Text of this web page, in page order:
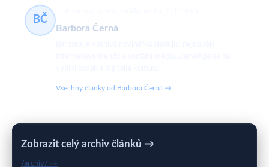
BČ
Barbora Černá
Všechny články od Barbora Černá →
Zobrazit celý archiv článků →
/archiv/ →